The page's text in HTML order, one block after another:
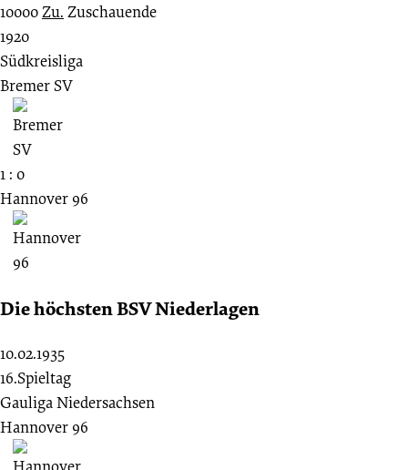
10000Zu. Zuschauende
1920
Südkreisliga
Bremer SV
1 : 0
Hannover 96
Die höchsten BSV Niederlagen
10.02.1935
16.Spieltag
Gauliga Niedersachsen
Hannover 96